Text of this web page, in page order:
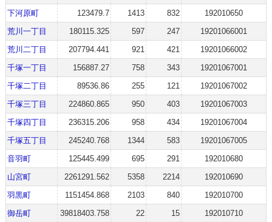
下河原町
123479.7 1413 832
192010650
荒川一丁目
180115.325 597 247
19201066001
荒川二丁目
207794.441 921 421
19201066002
千塚一丁目
156887.27 758 343
19201067001
千塚二丁目
89536.86 255 121
19201067002
千塚三丁目
224860.865 950 403
19201067003
千塚四丁目
236315.206 958 434
19201067004
千塚五丁目
245240.768 1344 583
19201067005
音羽町
125445.499 695 291
192010680
山宮町
2261291.562 5358 2214
192010690
羽黒町
1151454.868 2103 840
192010700
御岳町
39818403.758 22 15
192010710